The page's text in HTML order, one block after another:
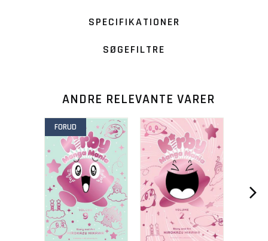
SPECIFIKATIONER
SØGEFILTRE
ANDRE RELEVANTE VARER
FORUD